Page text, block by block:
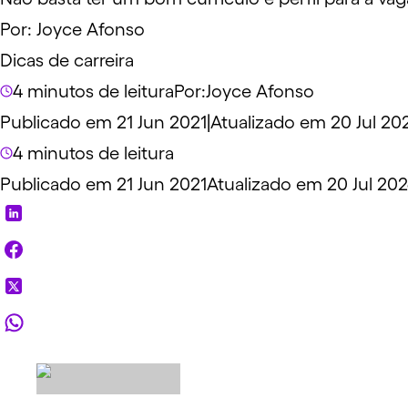
Por: Joyce Afonso
Dicas de carreira
4 minutos de leituraPor:Joyce Afonso
Publicado em 21 Jun 2021 Atualizado em 20 Jul
4 minutos de leitura
Publicado em 21 Jun 2021Atualizado em 20 Jul